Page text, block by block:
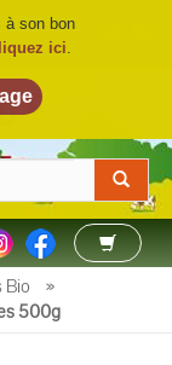
©
Bio
»
500g
à son bon
ici.